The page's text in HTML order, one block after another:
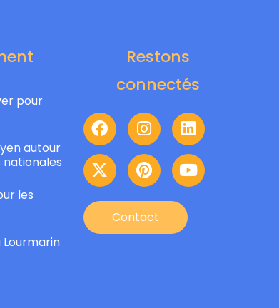
pour
autour
nationales
les
Restons
connectés
Contact